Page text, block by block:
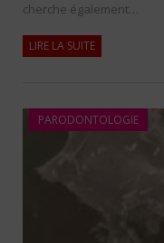
cherche également…
LIRE LA SUITE
PARODONTOLOGIE